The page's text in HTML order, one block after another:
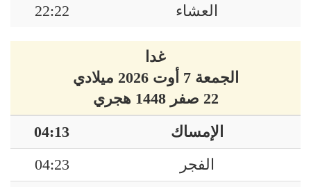
العشاء
22:22
غدا
الجمعة 7 أوت 2026 ميلادي
22 صفر 1448 هجري
الإمساك
04:13
الفجر
04:23